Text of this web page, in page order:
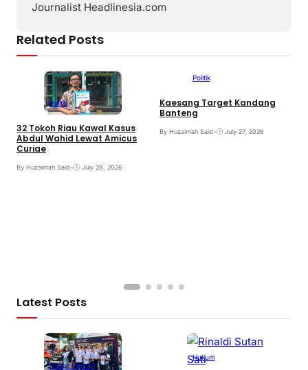
Journalist Headlinesia.com
Related Posts
Politik
32 Tokoh Riau Kawal Kasus
Abdul Wahid Lewat Amicus
Curiae
By Huzaimah Said• July 29, 2026
Politik
Kaesang Target Kandang
Banteng
By Huzaimah Said• July 27, 2026
Latest Posts
Kabar Daerah
Hukum